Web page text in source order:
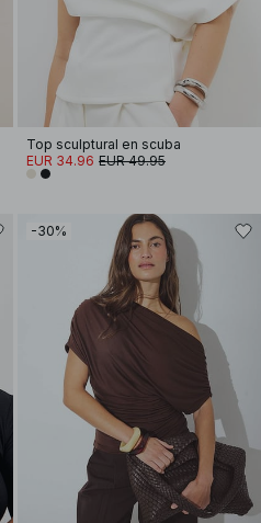
Top sculptural en scuba
EUR 34.96 EUR 49.95
-30%